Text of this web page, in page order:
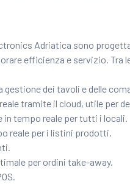
Adriatica sono
efficienza e servizio. Tra
dei tavoli e delle
tramite il cloud, utile per
in tempo reale per tutti i locali.
reale per i listini prodotti.
per ordini take-away.